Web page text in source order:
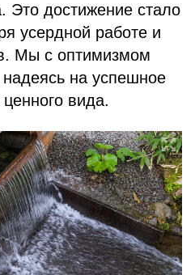
Это достижение стало
усердной работе и
Мы с оптимизмом
на успешное
вида.